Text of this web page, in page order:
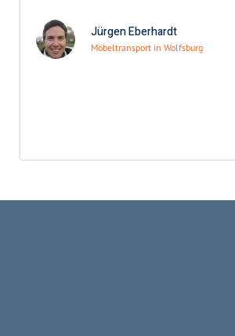
Jürgen Eberhardt
Möbeltransport in Wolfsburg